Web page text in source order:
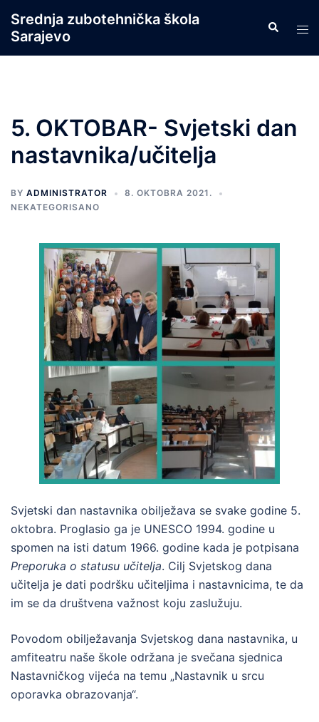
content
Srednja zubotehnička škola
Sarajevo
Search
5. OKTOBAR- Svjetski dan
nastavnika/učitelja
BY ADMINISTRATOR
8. OKTOBRA 2021.
NEKATEGORISANO
Svjetski dan nastavnika obilježava se svake godine 5.
oktobra. Proglasio ga je UNESCO 1994. godine u
spomen na isti datum 1966. godine kada je potpisana
Preporuka o statusu učitelja. Cilj Svjetskog dana
učitelja je dati podršku učiteljima i nastavnicima, te da
im se da društvena važnost koju zaslužuju.
Povodom obilježavanja Svjetskog dana nastavnika, u
amfiteatru naše škole održana je svečana sjednica
Nastavničkog vijeća na temu „Nastavnik u srcu
oporavka obrazovanja“.